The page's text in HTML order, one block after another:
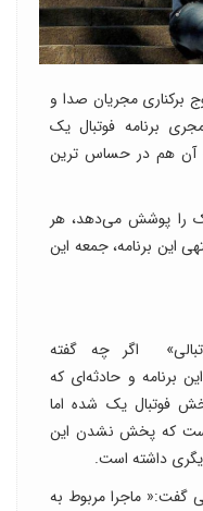
برکناری مجریان صدا و
برنامه فوتبال یک
آن هم در حساس ترین
را پوشش می‌دهد، هر
برنامه، جمعه این
اگر چه گفته
برنامه و حادثه‌ای که
فوتبال یک شده اما
است که پخش نشدن این
داشته است.
گفت:« ماجرا مربوط به